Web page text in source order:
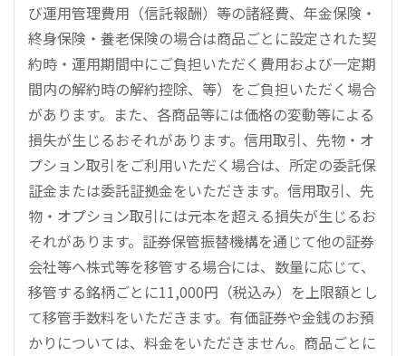
び運用管理費用（信託報酬）等の諸経費、年金保険・
終身保険・養老保険の場合は商品ごとに設定された契
約時・運用期間中にご負担いただく費用および一定期
間内の解約時の解約控除、等）をご負担いただく場合
があります。また、各商品等には価格の変動等による
損失が生じるおそれがあります。信用取引、先物・オ
プション取引をご利用いただく場合は、所定の委託保
証金または委託証拠金をいただきます。信用取引、先
物・オプション取引には元本を超える損失が生じるお
それがあります。証券保管振替機構を通じて他の証券
会社等へ株式等を移管する場合には、数量に応じて、
移管する銘柄ごとに11,000円（税込み）を上限額とし
て移管手数料をいただきます。有価証券や金銭のお預
かりについては、料金をいただきません。商品ごとに